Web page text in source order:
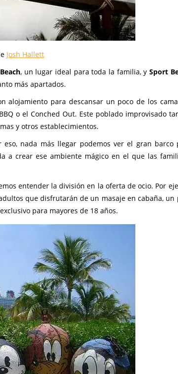
Josh Hallett
, un lugar ideal para toda la familia, ySport
más apartados.
alojamiento para descansar un poco de los
o el Conched Out. Este poblado improvisado
y otros establecimientos.
nada más llegar podemos ver el gran barco
a crear ese ambiente mágico en el que las
entender la división en la oferta de ocio. Por
que disfrutarán de un masaje en cabaña, un
para mayores de 18 años.